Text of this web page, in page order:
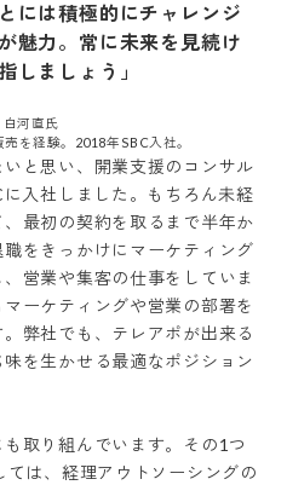
には積極的にチャレンジ
魅力。常に未来を見続け
しましょう」
河直氏
を経験。2018年SBC入社。
と思い、開業支援のコンサル
入社しました。もちろん未経
最初の契約を取るまで半年か
をきっかけにマーケティング
営業や集客の仕事をしていま
ーケティングや営業の部署を
弊社でも、テレアポが出来る
を生かせる最適なポジション
取り組んでいます。その1つ
は、経理アウトソーシングの